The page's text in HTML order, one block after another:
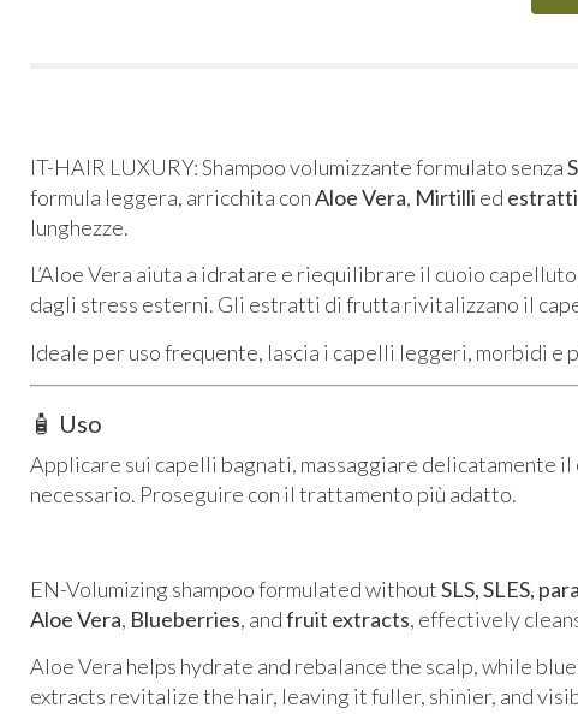
IT-HAIR LUXURY: Shampoo volumizzante formulato senza
formula leggera, arricchita conAloe Vera, Mirtilli ed
lunghezze.
L’Aloe Vera aiuta a idratare e riequilibrare il cuoio
dagli stress esterni. Gli estratti di frutta rivitalizzano il
Ideale per uso frequente, lascia i capelli leggeri, morbidi e
🧴 Uso
Applicare sui capelli bagnati, massaggiare delicatamente
necessario. Proseguire con il trattamento più adatto.
EN-Volumizing shampoo formulated withoutSLS, SLES,
Aloe Vera, Blueberries, andfruit extracts, effectively
Aloe Vera helps hydrate and rebalance the scalp, while
extracts revitalize the hair, leaving it fuller, shinier, and